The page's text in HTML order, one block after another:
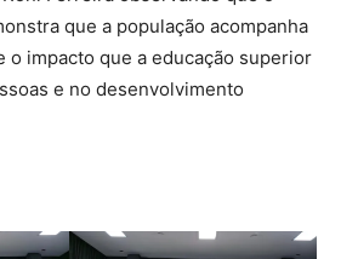
que a população acompanha
o impacto que a educação superior
e no desenvolvimento